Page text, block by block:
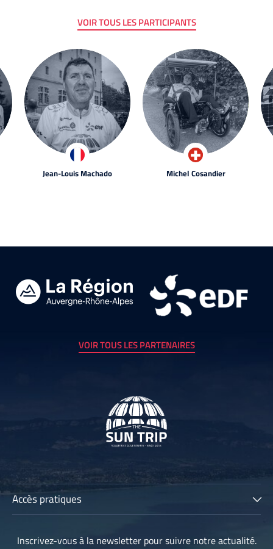
VOIR TOUS LES PARTICIPANTS
Jean-Louis Machado Michel Cosandier
VOIR TOUS LES PARTENAIRES
Accès pratiques
Les participants
Inscrivez-vous à la newsletter pour suivre notre actualité.